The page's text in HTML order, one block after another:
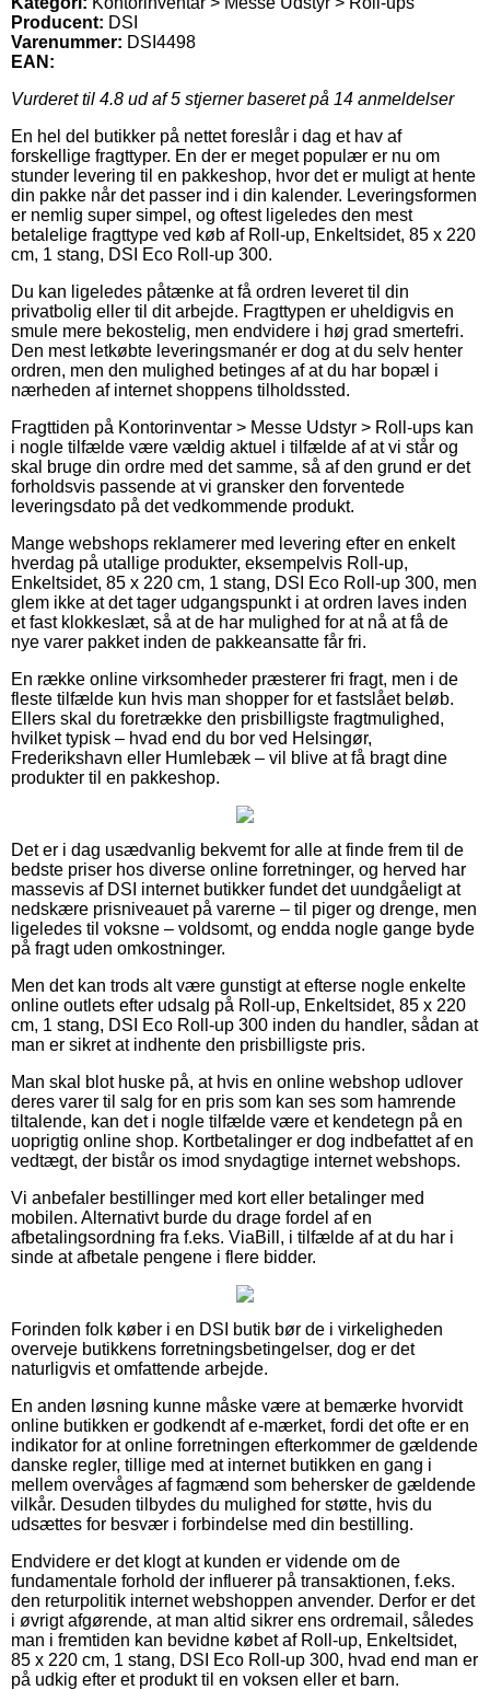
Producent: DSI
Varenummer: DSI4498
EAN:
Vurderet til 4.8 ud af 5 stjerner baseret på 14 anmeldelser
En hel del butikker på nettet foreslår i dag et hav af
forskellige fragttyper. En der er meget populær er nu om
stunder levering til en pakkeshop, hvor det er muligt at hente
din pakke når det passer ind i din kalender. Leveringsformen
er nemlig super simpel, og oftest ligeledes den mest
betalelige fragttype ved køb af Roll-up, Enkeltsidet, 85 x 220
cm, 1 stang, DSI Eco Roll-up 300.
Du kan ligeledes påtænke at få ordren leveret til din
privatbolig eller til dit arbejde. Fragttypen er uheldigvis en
smule mere bekostelig, men endvidere i høj grad smertefri.
Den mest letkøbte leveringsmanér er dog at du selv henter
ordren, men den mulighed betinges af at du har bopæl i
nærheden af internet shoppens tilholdssted.
Fragttiden på Kontorinventar > Messe Udstyr > Roll-ups kan
i nogle tilfælde være vældig aktuel i tilfælde af at vi står og
skal bruge din ordre med det samme, så af den grund er det
forholdsvis passende at vi gransker den forventede
leveringsdato på det vedkommende produkt.
Mange webshops reklamerer med levering efter en enkelt
hverdag på utallige produkter, eksempelvis Roll-up,
Enkeltsidet, 85 x 220 cm, 1 stang, DSI Eco Roll-up 300, men
glem ikke at det tager udgangspunkt i at ordren laves inden
et fast klokkeslæt, så at de har mulighed for at nå at få de
nye varer pakket inden de pakkeansatte får fri.
En række online virksomheder præsterer fri fragt, men i de
fleste tilfælde kun hvis man shopper for et fastslået beløb.
Ellers skal du foretrække den prisbilligste fragtmulighed,
hvilket typisk – hvad end du bor ved Helsingør,
Frederikshavn eller Humlebæk – vil blive at få bragt dine
produkter til en pakkeshop.
Det er i dag usædvanlig bekvemt for alle at finde frem til de
bedste priser hos diverse online forretninger, og herved har
massevis af DSI internet butikker fundet det uundgåeligt at
nedskære prisniveauet på varerne – til piger og drenge, men
ligeledes til voksne – voldsomt, og endda nogle gange byde
på fragt uden omkostninger.
Men det kan trods alt være gunstigt at efterse nogle enkelte
online outlets efter udsalg på Roll-up, Enkeltsidet, 85 x 220
cm, 1 stang, DSI Eco Roll-up 300 inden du handler, sådan at
man er sikret at indhente den prisbilligste pris.
Man skal blot huske på, at hvis en online webshop udlover
deres varer til salg for en pris som kan ses som hamrende
tiltalende, kan det i nogle tilfælde være et kendetegn på en
uoprigtig online shop. Kortbetalinger er dog indbefattet af en
vedtægt, der bistår os imod snydagtige internet webshops.
Vi anbefaler bestillinger med kort eller betalinger med
mobilen. Alternativt burde du drage fordel af en
afbetalingsordning fra f.eks. ViaBill, i tilfælde af at du har i
sinde at afbetale pengene i flere bidder.
Forinden folk køber i en DSI butik bør de i virkeligheden
overveje butikkens forretningsbetingelser, dog er det
naturligvis et omfattende arbejde.
En anden løsning kunne måske være at bemærke hvorvidt
online butikken er godkendt af e-mærket, fordi det ofte er en
indikator for at online forretningen efterkommer de gældende
danske regler, tillige med at internet butikken en gang i
mellem overvåges af fagmænd som behersker de gældende
vilkår. Desuden tilbydes du mulighed for støtte, hvis du
udsættes for besvær i forbindelse med din bestilling.
Endvidere er det klogt at kunden er vidende om de
fundamentale forhold der influerer på transaktionen, f.eks.
den returpolitik internet webshoppen anvender. Derfor er det
i øvrigt afgørende, at man altid sikrer ens ordremail, således
man i fremtiden kan bevidne købet af Roll-up, Enkeltsidet,
85 x 220 cm, 1 stang, DSI Eco Roll-up 300, hvad end man er
på udkig efter et produkt til en voksen eller et barn.